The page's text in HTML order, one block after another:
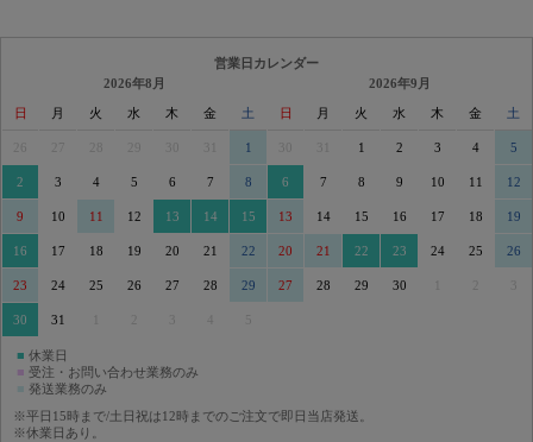
営業日カレンダー
2026年8月
日 月 火 水 木 金 土
29 30 31 1
2 3 4 5 6 7 8
9 10 11 12 13 14 15
16 17 18 19 20 21 22
23 24 25 26 27 28 29
30 31 3 5
2026年9月
日 月 火 水 木 金 土
30 31 1 2 3 4 5
6 7 8 9 10 11 12
13 14 15 16 17 18 19
20 21 22 23 24 25 26
27 28 29 30 3
■ 休業日
■ 受注・お問い合わせ業務のみ
■ 発送業務のみ
※平日15時まで/土日祝は12時までのご注文で即日当店発送。
※休業日あり。